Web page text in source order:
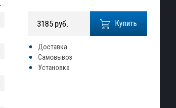
Купить
3185 руб.
Доставка
Самовывоз
Установка